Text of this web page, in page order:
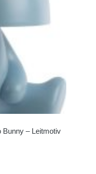
Bunny – Leitmotiv